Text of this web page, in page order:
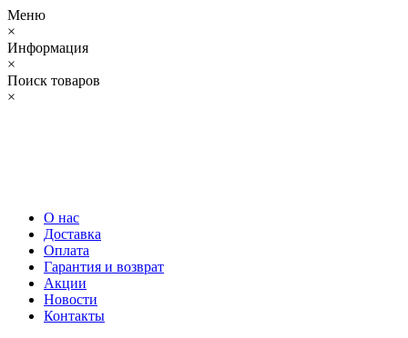
Меню
×
Информация
×
Поиск товаров
×
О нас
Доставка
Оплата
Гарантия и возврат
Акции
Новости
Контакты